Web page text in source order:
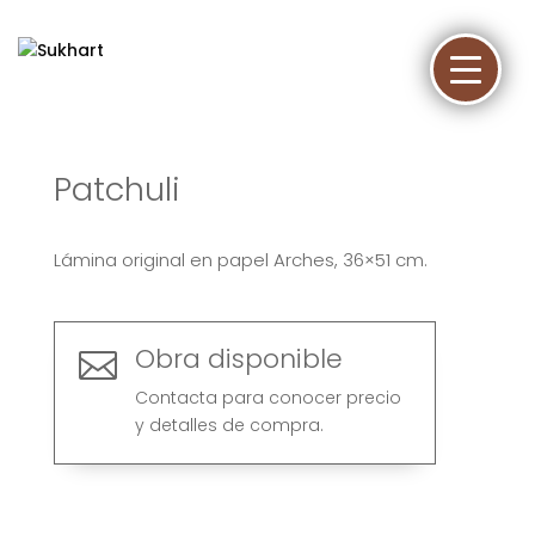
Patchuli
Lámina original en papel Arches, 36×51 cm.
 Obra disponible
Contacta para conocer precio
y detalles de compra.